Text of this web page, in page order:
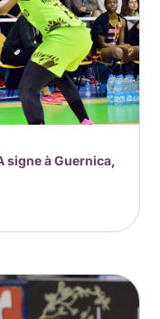
signe à Guernica,